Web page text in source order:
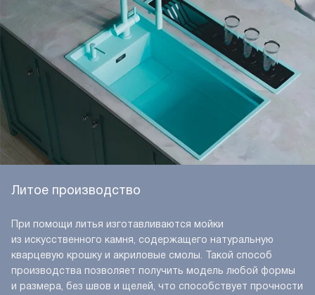
Литое производство
При помощи литья изготавливаются мойки
из искусственного камня, содержащего натуральную
кварцевую крошку и акриловые смолы. Такой способ
производства позволяет получить модель любой формы
и размера, без швов и щелей, что способствует прочности